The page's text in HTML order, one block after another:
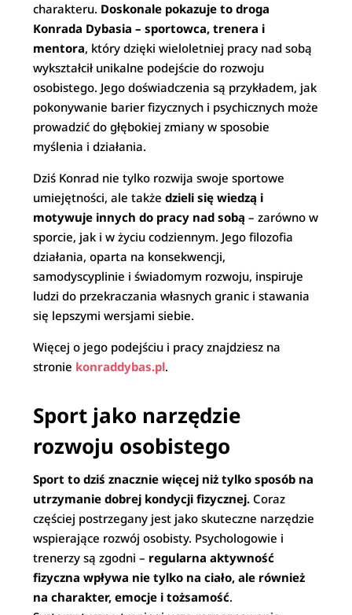
charakteru. Doskonale pokazuje to droga
Konrada Dybasia – sportowca, trenera i
mentora, który dzięki wieloletniej pracy nad sobą
wykształcił unikalne podejście do rozwoju
osobistego. Jego doświadczenia są przykładem, jak
pokonywanie barier fizycznych i psychicznych może
prowadzić do głębokiej zmiany w sposobie
myślenia i działania.
Dziś Konrad nie tylko rozwija swoje sportowe
umiejętności, ale takżedzieli się wiedzą i
motywuje innych do pracy nad sobą – zarówno w
sporcie, jak i w życiu codziennym. Jego filozofia
działania, oparta na konsekwencji,
samodyscyplinie i świadomym rozwoju, inspiruje
ludzi do przekraczania własnych granic i stawania
się lepszymi wersjami siebie.
Więcej o jego podejściu i pracy znajdziesz na
stronie konraddybas.pl.
Sport jako narzędzie
rozwoju osobistego
Sport to dziś znacznie więcej niż tylko sposób na
utrzymanie dobrej kondycji fizycznej. Coraz
częściej postrzegany jest jako skuteczne narzędzie
wspierające rozwój osobisty. Psychologowie i
trenerzy są zgodni – regularna aktywność
fizyczna wpływa nie tylko na ciało, ale również
na charakter, emocje i tożsamość.